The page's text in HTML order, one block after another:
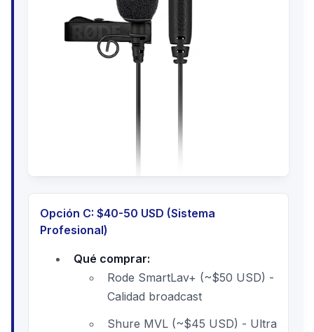
Opción C: $40-50 USD (Sistema
Profesional)
Qué comprar:
Rode SmartLav+ (~$50 USD) -
Calidad broadcast
Shure MVL (~$45 USD) - Ultra